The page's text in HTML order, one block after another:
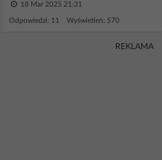
18 Mar 2025 21:31
Odpowiedzi: 11 Wyświetleń: 570
REKLAMA